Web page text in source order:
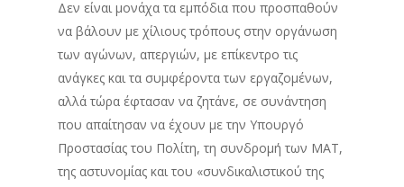
Δεν είναι μονάχα τα εμπόδια που προσπαθούν
να βάλουν με χίλιους τρόπους στην οργάνωση
των αγώνων, απεργιών, με επίκεντρο τις
ανάγκες και τα συμφέροντα των εργαζομένων,
αλλά τώρα έφτασαν να ζητάνε, σε συνάντηση
που απαίτησαν να έχουν με την Υπουργό
Προστασίας του Πολίτη, τη συνδρομή των ΜΑΤ,
της αστυνομίας και του «συνδικαλιστικού της